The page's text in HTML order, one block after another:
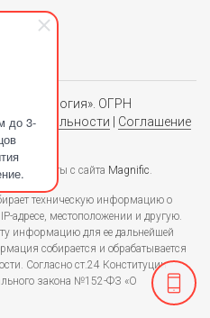
до 3-
«Стенология». ОГРН
Соглашение
взяты с сайта Magnific.
техническую информацию о
адресе, местоположении и другую.
информацию для ее дальнейшей
собирается и обрабатывается
Согласно ст.24 Конституции
закона №152-ФЗ «О